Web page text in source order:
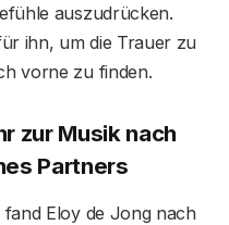
auszudrücken.
ihn, um die Trauer zu
vorne zu finden.
zur Musik nach
Partners
Eloy de Jong nach